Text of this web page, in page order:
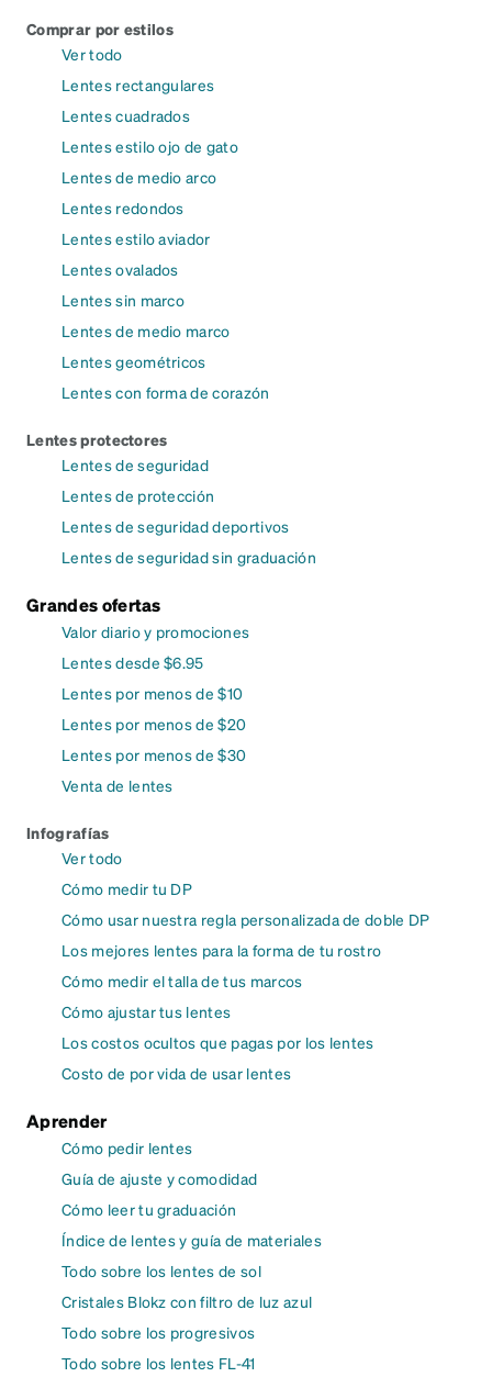
Comprar por estilos
Ver todo
Lentes rectangulares
Lentes cuadrados
Lentes estilo ojo de gato
Lentes de medio arco
Lentes redondos
Lentes estilo aviador
Lentes ovalados
Lentes sin marco
Lentes de medio marco
Lentes geométricos
Lentes con forma de corazón
Lentes protectores
Lentes de seguridad
Lentes de protección
Lentes de seguridad deportivos
Lentes de seguridad sin graduación
Grandes ofertas
Valor diario y promociones
Lentes desde $6.95
Lentes por menos de $10
Lentes por menos de $20
Lentes por menos de $30
Venta de lentes
Infografías
Ver todo
Cómo medir tu DP
Cómo usar nuestra regla personalizada de doble DP
Los mejores lentes para la forma de tu rostro
Cómo medir el talla de tus marcos
Cómo ajustar tus lentes
Los costos ocultos que pagas por los lentes
Costo de por vida de usar lentes
Aprender
Cómo pedir lentes
Guía de ajuste y comodidad
Cómo leer tu graduación
Índice de lentes y guía de materiales
Todo sobre los lentes de sol
Cristales Blokz con filtro de luz azul
Todo sobre los progresivos
Todo sobre los lentes FL-41